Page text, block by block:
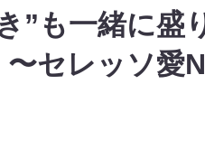
”も一緒に盛
〜セレッソ愛